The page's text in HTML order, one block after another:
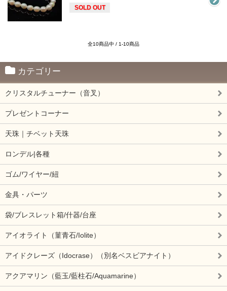
SOLD OUT
全10商品中 / 1-10商品
カテゴリー
クリスタルチューナー（音叉）
プレゼントコーナー
天珠｜チベット天珠
ロンデル|各種
ゴム/ワイヤー/紐
金具・パーツ
袋/ブレスレット箱/什器/台座
アイオライト（菫青石/Iolite）
アイドクレーズ（Idocrase）（別名ベスビアナイト）
アクアマリン（藍玉/藍柱石/Aquamarine）